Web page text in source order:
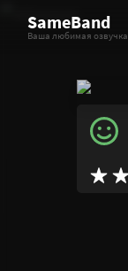
SameBand
Ваша любимая озвучка